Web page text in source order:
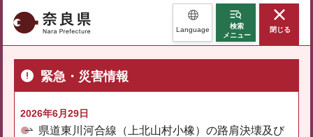
奈良県 Language
検索
メニュー
閉じる
緊急・災害情報
2026年6月29日
県道東川河合線（上北山村小橡）の路肩決壊及び